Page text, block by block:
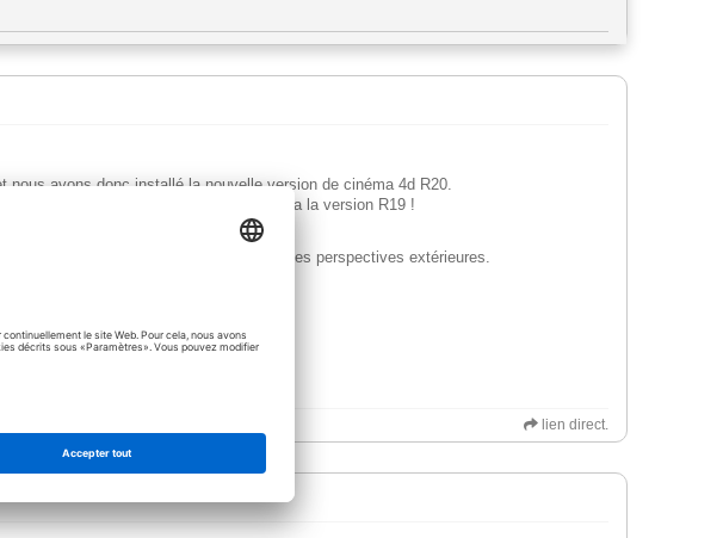
nous avons donc installé la nouvelle version de cinéma 4d R20.
d'objet ne sont compatible que jesqu'a la version R19 !
comme plantes et accessoires pour les perspectives extérieures.
lien direct.